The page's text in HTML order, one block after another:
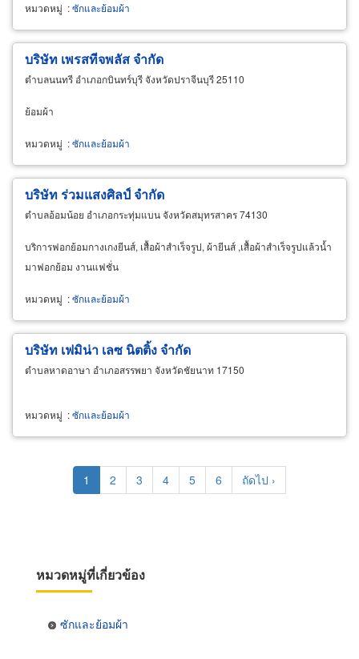
หมวดหมู่ :ซักและย้อมผ้า
บริษัท เพรสทีจพลัส จำกัด
ตำบลนนทรี อำเภอกบินทร์บุรี จังหวัดปราจีนบุรี 25110
ย้อมผ้า
หมวดหมู่ :ซักและย้อมผ้า
บริษัท ร่วมแสงศิลป์ จำกัด
ตำบลอ้อมน้อย อำเภอกระทุ่มแบน จังหวัดสมุทรสาคร 74130
บริการฟอกย้อมกางเกงยีนส์, เสื้อผ้าสำเร็จรูป, ผ้ายีนส์ ,เสื้อผ้าสำเร็จรูปแล้วน้ำ
มาฟอกย้อม งานแฟชั่น
หมวดหมู่ :ซักและย้อมผ้า
บริษัท เฟมิน่า เลซ นิตติ้ง จำกัด
ตำบลหาดอาษา อำเภอสรรพยา จังหวัดชัยนาท 17150
หมวดหมู่ :ซักและย้อมผ้า
PaginationCurrent
page
1 Page
2 Page
3 Page
4 Page
5 Page
6
Next
page
ถัดไป ›
หมวดหมู่ที่เกี่ยวข้อง
ซักและย้อมผ้า